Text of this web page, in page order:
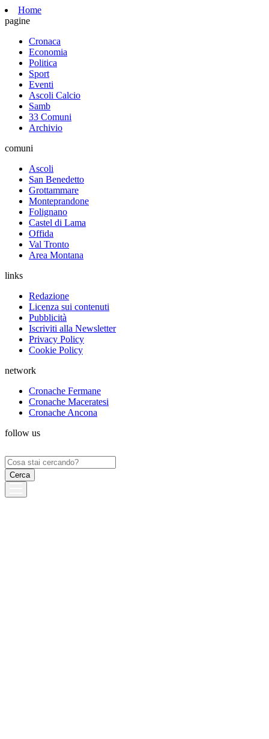
Home
pagine
Cronaca
Economia
Politica
Sport
Eventi
Ascoli Calcio
Samb
33 Comuni
Archivio
comuni
Ascoli
San Benedetto
Grottammare
Monteprandone
Folignano
Castel di Lama
Offida
Val Tronto
Area Montana
links
Redazione
Licenza sui contenuti
Pubblicità
Iscriviti alla Newsletter
Privacy Policy
Cookie Policy
network
Cronache Fermane
Cronache Maceratesi
Cronache Ancona
follow us
Ricerca
per: